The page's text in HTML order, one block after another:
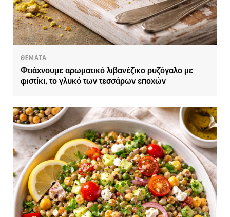
ΘΕΜΑΤΑ
Φτιάχνουμε αρωματικό λιβανέζικο ρυζόγαλο με
φιστίκι, το γλυκό των τεσσάρων εποχών